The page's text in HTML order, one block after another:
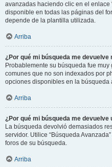
avanzadas haciendo clic en el enlace
disponible en todas las páginas del
depende de la plantilla utilizada.
Arriba
¿Por qué mi búsqueda me devuelve
Probablemente su búsqueda fue
comunes que no son indexados por
opciones disponibles en la búsqueda
Arriba
¿Por qué mi búsqueda me devuelve
La búsqueda devolvió demasiados
servidor. Utilice “Búsqueda
foros de su búsqueda.
Arriba